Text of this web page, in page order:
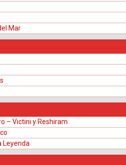
Mar
– Victini y Reshiram
Leyenda